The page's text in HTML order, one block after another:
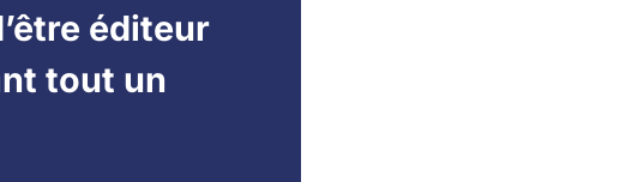
éditeur
tout un